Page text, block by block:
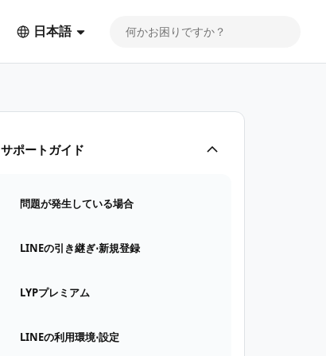
日本語
サポートガイド
問題が発生している場合
LINEの引き継ぎ⋅新規登録
LYPプレミアム
LINEの利用環境⋅設定